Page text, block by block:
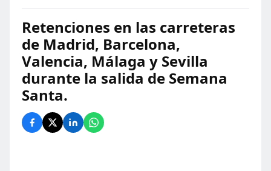
Retenciones en las carreteras
de Madrid, Barcelona,
Valencia, Málaga y Sevilla
durante la salida de Semana
Santa.